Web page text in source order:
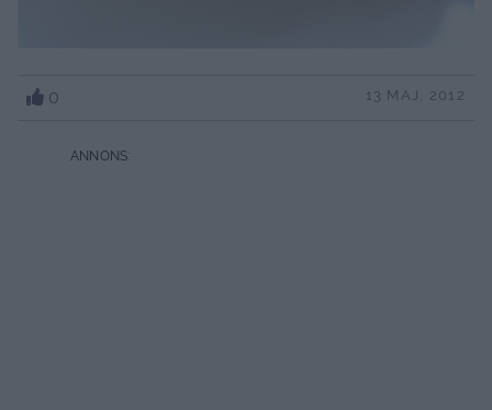
0 13 MAJ, 2012